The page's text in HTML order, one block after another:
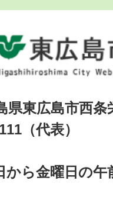
県東広島市西
（代表）
から金曜日の午